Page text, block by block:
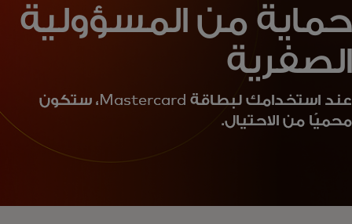
حماية من المسؤولية
الصفرية
عند استخدامك لبطاقة Mastercard، ستكون
محميًا من الاحتيال.